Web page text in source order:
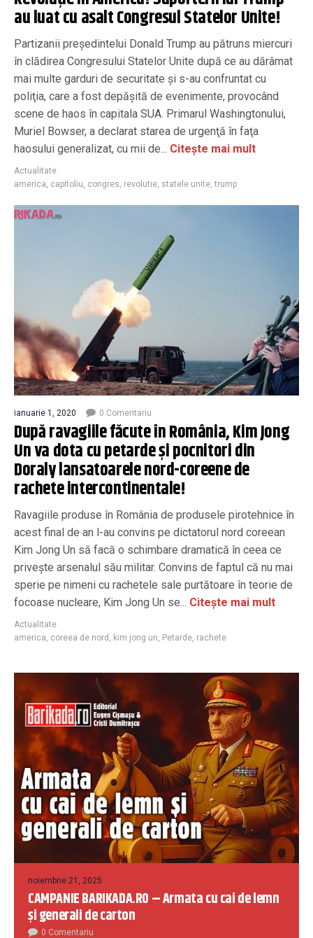
au luat cu asalt Congresul Statelor Unite!
Partizanii preşedintelui Donald Trump au pătruns miercuri
în clădirea Congresului Statelor Unite după ce au dărâmat
mai multe garduri de securitate şi s-au confruntat cu
poliţia, care a fost depăşită de evenimente, provocând
scene de haos în capitala SUA. Primarul Washingtonului,
Muriel Bowser, a declarat starea de urgenţă în faţa
haosului generalizat, cu mii de... Citește mai mult
Actualitate
america, capitoliu, congres, revolutie, statele unite,trump
ianuarie 1, 2020 0 Comentariu
După ravagiile făcute în România, Kim Jong
Un va dota cu petarde și pocnitori din
Doraly lansatoarele nord-coreene de
rachete intercontinentale!
Ravagiile produse în România de produsele pirotehnice în
acest final de an l-au convins pe dictatorul nord coreean
Kim Jong Un să facă o schimbare dramatică în ceea ce
privește arsenalul său militar. Convins de faptul că nu mai
sperie pe nimeni cu rachetele sale purtătoare în teorie de
focoase nucleare, Kim Jong Un se... Citește mai mult
Actualitate
america, coreea de nord , kim jong un, Petarde, rachete
noiembrie 21, 2025
CAMPANIE BARIKADA.RO – Armata cu cai de lemn
și generali de carton
0 Comentariu